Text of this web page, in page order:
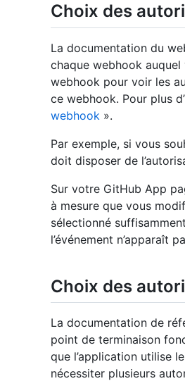
Choix des
La documentation du
chaque webhook
webhook pour voir les
ce webhook. Pour plus
webhook ».
Par exemple, si vous
doit disposer de
Sur votre GitHub App
à mesure que vous
sélectionné
l’événement n’apparaît
Choix des
La documentation de
point de terminaison
que l’application utilise
nécessiter plusieurs